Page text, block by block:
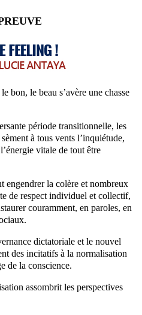
bon, le beau s’avère une chasse
période transitionnelle, les
à tous vents l’inquiétude,
vitale de tout être
engendrer la colère et nombreux
de respect individuel et collectif,
couramment, en paroles, en
dictatoriale et le nouvel
des incitatifs à la normalisation
de la conscience.
assombrit les perspectives